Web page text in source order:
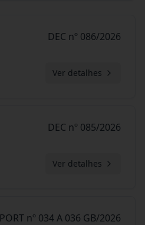
DEC nº 086/2026
Ver detalhes
DEC nº 085/2026
Ver detalhes
PORT nº 034 A 036 GB/2026